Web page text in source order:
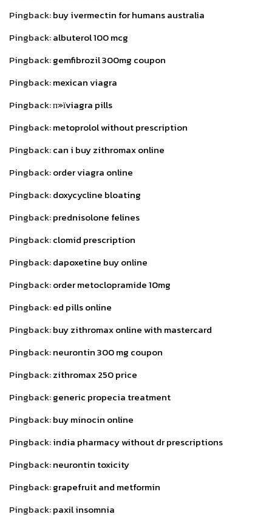
Pingback:buy ivermectin for humans australia
Pingback:albuterol 100 mcg
Pingback:gemfibrozil 300mg coupon
Pingback:mexican viagra
Pingback:п»їviagra pills
Pingback:metoprolol without prescription
Pingback:can i buy zithromax online
Pingback:order viagra online
Pingback:doxycycline bloating
Pingback:prednisolone felines
Pingback:clomid prescription
Pingback:dapoxetine buy online
Pingback:order metoclopramide 10mg
Pingback:ed pills online
Pingback:buy zithromax online with mastercard
Pingback:neurontin 300 mg coupon
Pingback:zithromax 250 price
Pingback:generic propecia treatment
Pingback:buy minocin online
Pingback:india pharmacy without dr prescriptions
Pingback:neurontin toxicity
Pingback:grapefruit and metformin
Pingback:paxil insomnia